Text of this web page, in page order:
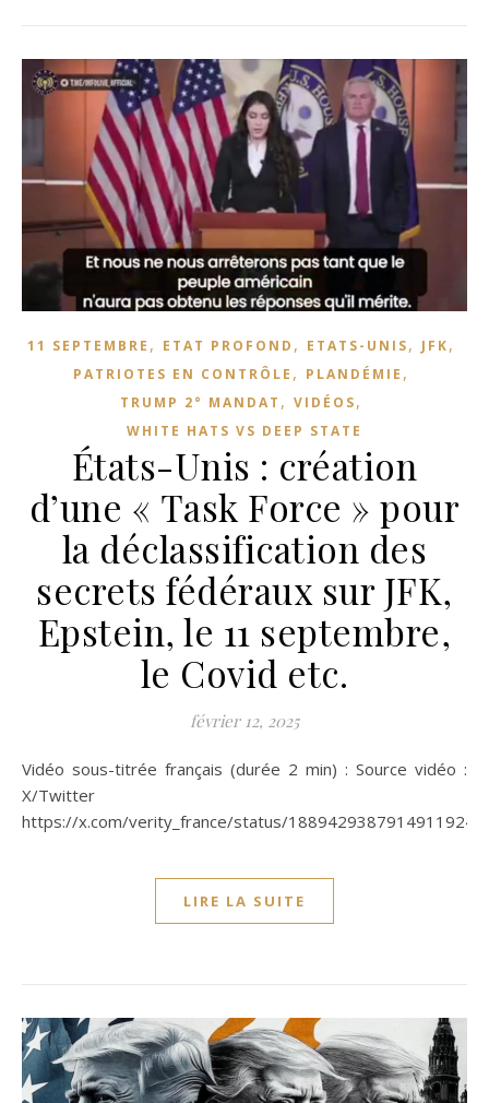
11 SEPTEMBRE , ETAT PROFOND , ETATS-UNIS, JFK,
PATRIOTES EN CONTRÔLE , PLANDÉMIE ,
TRUMP 2° MANDAT , VIDÉOS,
WHITE HATS VS DEEP STATE
États-Unis : création
d’une « Task Force » pour
la déclassification des
secrets fédéraux sur JFK,
Epstein, le 11 septembre,
le Covid etc.
février 12, 2025
Vidéo sous-titrée français (durée 2 min) : Source vidéo :
X/Twitter
https://x.com/verity_france/status/1889429387914911924
LIRE LA SUITE